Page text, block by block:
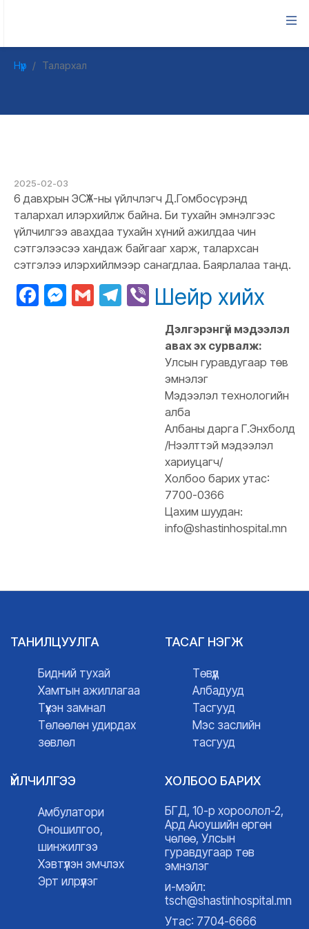
Нүүр Талархал
2025-02-03
6 давхрын ЭСҮА-ны үйлчлэгч Д.Гомбосүрэнд
талархал илэрхийлж байна. Би тухайн эмнэлгээс
үйлчилгээ авахдаа тухайн хүний ажилдаа чин
сэтгэлээсээ хандаж байгааг харж, талархсан
сэтгэлээ илэрхийлмээр санагдлаа. Баярлалаа танд.
Facebook
Messenger
GmailTelegram
Viber
Шейр хийх
Дэлгэрэнгүй мэдээлэл
авах эх сурвалж:
Улсын гуравдугаар төв
эмнэлэг
Мэдээлэл технологийн
алба
Албаны дарга Г.Энхболд
/Нээлттэй мэдээлэл
хариуцагч/
Холбоо барих утас:
7700-0366
Цахим шуудан:
info@shastinhospital.mn
ТАНИЛЦУУЛГА
Бидний тухай
Хамтын ажиллагаа
Түүхэн замнал
Төлөөлөн удирдах
зөвлөл
ТАСАГ НЭГЖ
Төвүүд
Албадууд
Тасгууд
Мэс заслийн
тасгууд
ҮЙЛЧИЛГЭЭ
Амбулатори
Оношилгоо,
шинжилгээ
Хэвтүүлэн эмчлэх
Эрт илрүүлэг
ХОЛБОО БАРИХ
БГД, 10-р хороолол-2,
Ард Аюушийн өргөн
чөлөө, Улсын
гуравдугаар төв
эмнэлэг
и-мэйл:
tsch@shastinhospital.mn
Утас: 7704-6666